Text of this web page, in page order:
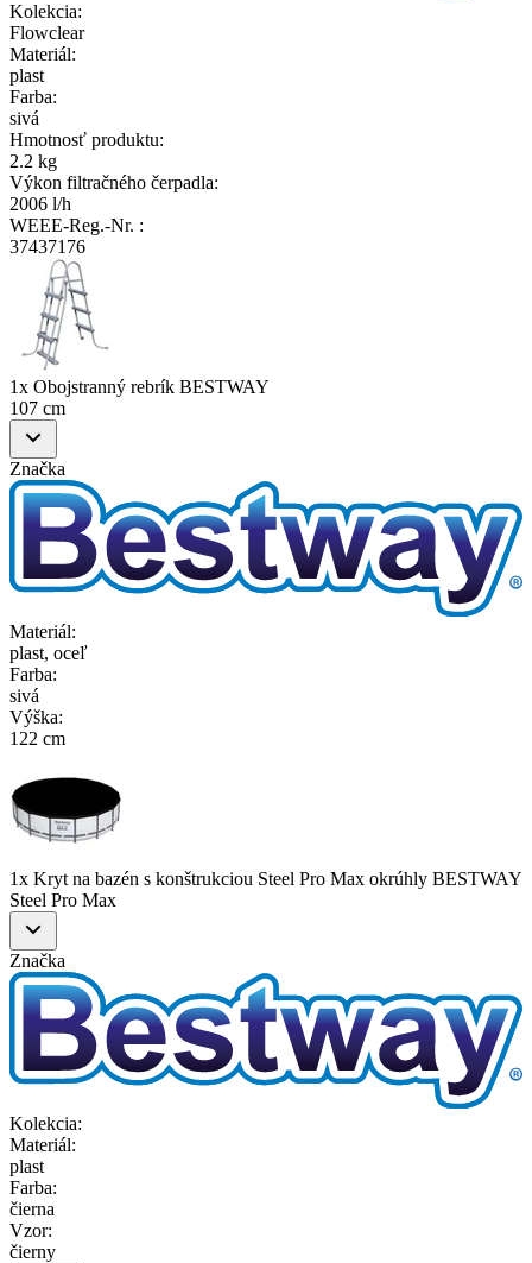
Kolekcia:
Flowclear
Materiál:
plast
Farba:
sivá
Hmotnosť produktu:
2.2 kg
Výkon filtračného čerpadla:
2006 l/h
WEEE-Reg.-Nr. :
37437176
1x Obojstranný rebrík BESTWAY
107 cm
Značka
Materiál:
plast, oceľ
Farba:
sivá
Výška:
122 cm
1x Kryt na bazén s konštrukciou Steel Pro Max okrúhly BESTWAY
Steel Pro Max
Značka
Kolekcia:
Materiál:
plast
Farba:
čierna
Vzor:
čierny